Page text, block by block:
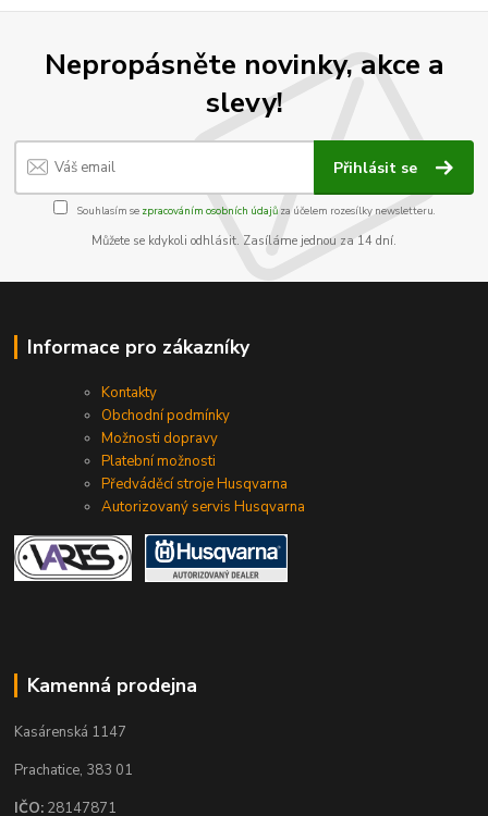
Nepropásněte novinky, akce a
slevy!
Přihlásit se
Souhlasím se zpracováním osobních údajůza účelem rozesílky newsletteru.
Můžete se kdykoli odhlásit. Zasíláme jednou za 14 dní.
Informace pro zákazníky
Kontakty
Obchodní podmínky
Možnosti dopravy
Platební možnosti
Předváděcí stroje Husqvarna
Autorizovaný servis Husqvarna
Kamenná prodejna
Kasárenská 1147
Prachatice, 383 01
IČO: 28147871